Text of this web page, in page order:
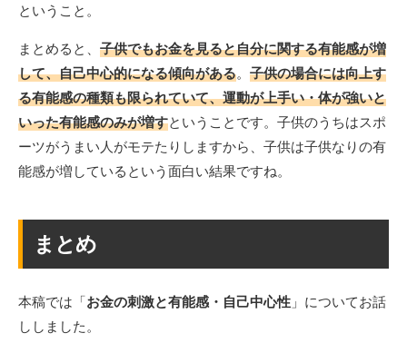
ということ。
まとめると、 子供でもお金を見ると自分に関する有能感が増
して、自己中心的になる傾向がある。 子供の場合には向上す
る有能感の種類も限られていて、運動が上手い・体が強いと
いった有能感のみが増すということです。子供のうちはスポ
ーツがうまい人がモテたりしますから、子供は子供なりの有
能感が増しているという面白い結果ですね。
まとめ
本稿では「お金の刺激と有能感・自己中心性 」についてお話
ししました。